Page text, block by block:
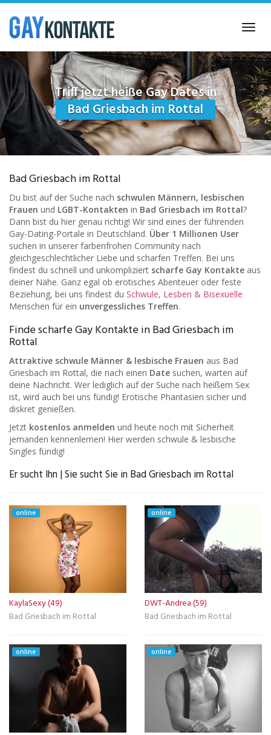
Skip
main
content
Triff jetzt heiße Gay Dates in
Bad Griesbach im Rottal
Bad Griesbach im Rottal
Du bist auf der Suche nach schwulen Männern, lesbischen
Frauen und LGBT-Kontakten in Bad Griesbach im Rottal?
Dann bist du hier genau richtig! Wir sind eines der führenden
Gay-Dating-Portale in Deutschland. Über 1 Millionen User
suchen in unserer farbenfrohen Community nach
gleichgeschlechtlicher Liebe und scharfen Treffen. Bei uns
findest du schnell und unkompliziert scharfe Gay Kontakte aus
deiner Nähe. Ganz egal ob erotisches Abenteuer oder feste
Beziehung, bei uns findest du Schwule, Lesben & Bisexuelle
Menschen für ein unvergessliches Treffen.
Finde scharfe Gay Kontakte in Bad Griesbach im
Rottal
Attraktive schwule Männer & lesbische Frauen aus Bad
Griesbach im Rottal, die nach einen Date suchen, warten auf
deine Nachricht. Wer lediglich auf der Suche nach heißem Sex
ist, wird auch bei uns fündig! Erotische Phantasien sicher und
diskret genießen.
Jetzt kostenlos anmelden und heute noch mit Sicherheit
jemanden kennenlernen! Hier werden schwule & lesbische
Singles fündig!
Er sucht Ihn | Sie sucht Sie in Bad Griesbach im Rottal
online
KaylaSexy (49)
Bad Griesbach im Rottal
online
DWT-Andrea (59)
Bad Griesbach im Rottal
online online